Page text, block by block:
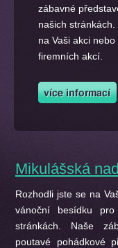
zábavné
našich
na Vaši akci
firemních akcí.
Mikulášská
Rozhodli jste se na
vánoční besídku
stránkách. Naše
poutavé pohádkové